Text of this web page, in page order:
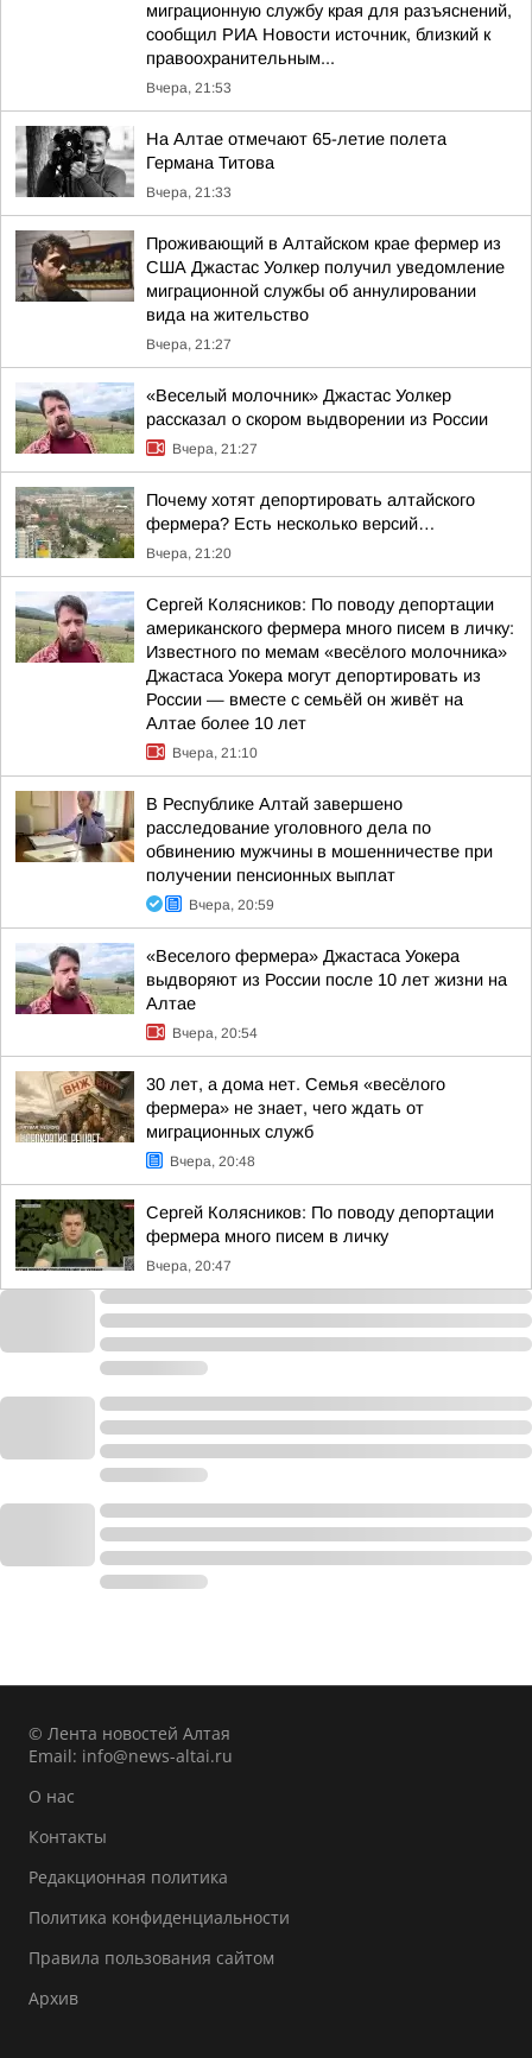
миграционную службу края для разъяснений,
сообщил РИА Новости источник, близкий к
правоохранительным...
Вчера, 21:53
На Алтае отмечают 65-летие полета
Германа Титова
Вчера, 21:33
Проживающий в Алтайском крае фермер из
США Джастас Уолкер получил уведомление
миграционной службы об аннулировании
вида на жительство
Вчера, 21:27
«Веселый молочник» Джастас Уолкер
рассказал о скором выдворении из России
Вчера, 21:27
Почему хотят депортировать алтайского
фермера? Есть несколько версий…
Вчера, 21:20
Сергей Колясников: По поводу депортации
американского фермера много писем в личку:
Известного по мемам «весёлого молочника»
Джастаса Уокера могут депортировать из
России — вместе с семьёй он живёт на
Алтае более 10 лет
Вчера, 21:10
В Республике Алтай завершено
расследование уголовного дела по
обвинению мужчины в мошенничестве при
получении пенсионных выплат
Вчера, 20:59
«Веселого фермера» Джастаса Уокера
выдворяют из России после 10 лет жизни на
Алтае
Вчера, 20:54
30 лет, а дома нет. Семья «весёлого
фермера» не знает, чего ждать от
миграционных служб
Вчера, 20:48
Сергей Колясников: По поводу депортации
фермера много писем в личку
Вчера, 20:47
© Лента новостей Алтая
Email: info@news-altai.ru
О нас
Контакты
Редакционная политика
Политика конфиденциальности
Правила пользования сайтом
Архив